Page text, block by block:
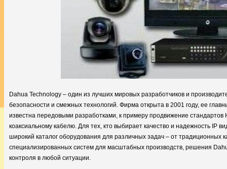
Dahua Technology – один из лучших мировых разработчиков и
безопасности и смежных технологий. Фирма открыта в 2001 году, ее
известна передовыми разработками, к примеру продвижение
коаксиальному кабелю. Для тех, кто выбирает качество и надежность IP
широкий каталог оборудования для различных задач – от традиционных
специализированных систем для масштабных производств, решения
контроля в любой ситуации.